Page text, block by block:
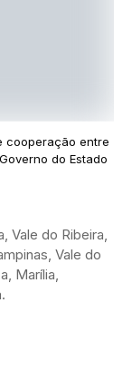
cooperação entre
do Estado
Vale do Ribeira,
Vale do
Marília,